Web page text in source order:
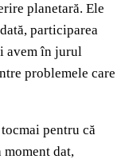
planetară. Ele
participarea
avem în jurul
problemele care
pentru că
moment dat,